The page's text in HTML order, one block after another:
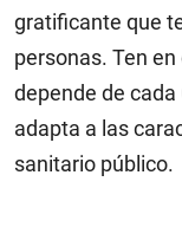
gratificante que
personas. Ten
depende de
adapta a las
sanitario público.